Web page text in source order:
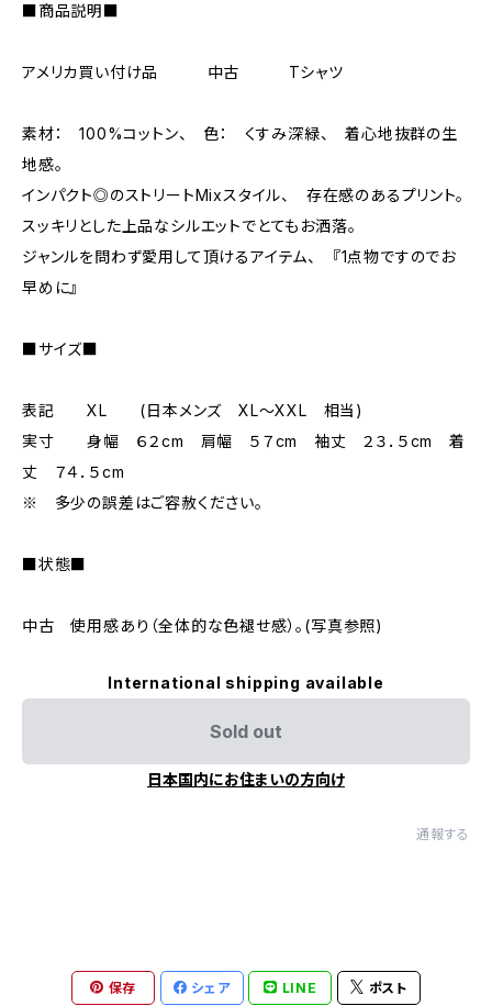
■商品説明■
アメリカ買い付け品 中古 Tシャツ
素材： 100%コットン、 色： くすみ深緑、 着心地抜群の生
地感。
インパクト◎のストリートMixスタイル、 存在感のあるプリント。
スッキリとした上品なシルエットでとてもお洒落。
ジャンルを問わず愛用して頂けるアイテム、 『1点物ですのでお
早めに』
■サイズ■
表記 XL (日本メンズ XL～XXL 相当)
実寸 身幅 ６２cm 肩幅 ５７cm 袖丈 ２３．５cm 着
丈 ７４．５cm
※ 多少の誤差はご容赦ください。
■状態■
中古 使用感あり（全体的な色褪せ感）。(写真参照)
International shipping available
Sold out
日本国内にお住まいの方向け
通報する
保存 シェア LINE ポスト